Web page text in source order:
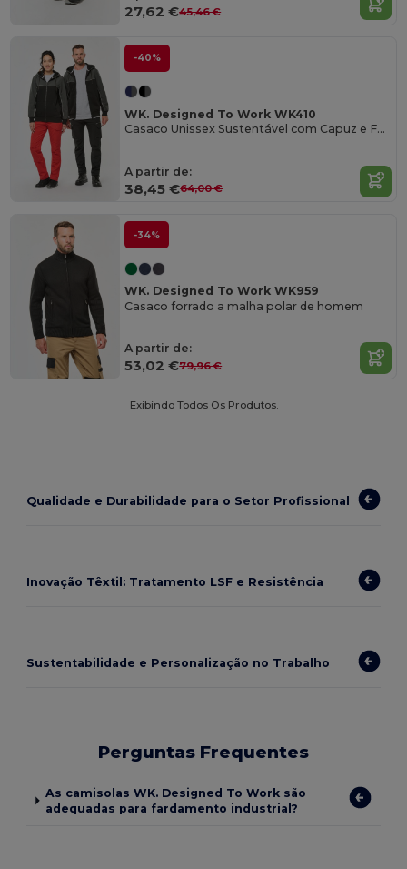
27,62 €45,46 €
-40%
WK. Designed To Work WK410
Casaco Unissex Sustentável com Capuz e Fecho
A partir de:
38,45 €64,00 €
-34%
WK. Designed To Work WK959
Casaco forrado a malha polar de homem
A partir de:
53,02 €79,96 €
Exibindo Todos Os Produtos.
Qualidade e Durabilidade para o Setor Profissional
Inovação Têxtil: Tratamento LSF e Resistência
Sustentabilidade e Personalização no Trabalho
Perguntas Frequentes
As camisolas WK. Designed To Work são
adequadas para fardamento industrial?